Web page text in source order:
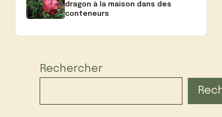
dragon à la maison dans des
conteneurs
Rechercher